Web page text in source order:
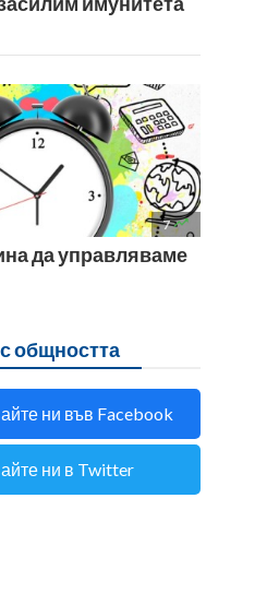
7 
да управляваме
общността
ни във Facebook
ни в Twitter